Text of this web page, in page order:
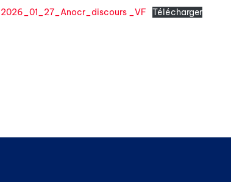
2026_01_27_Anocr_discours _VF Télécharger